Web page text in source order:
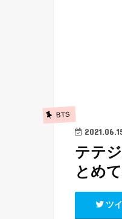
BTS
テテ
とめ
ツ